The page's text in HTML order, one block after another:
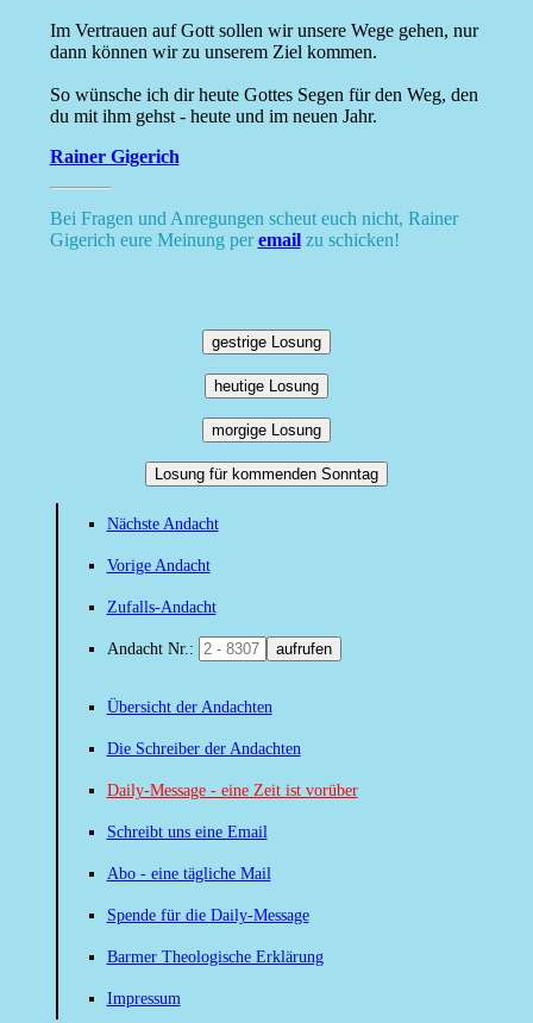
Im Vertrauen auf Gott sollen wir unsere Wege gehen, nur
dann können wir zu unserem Ziel kommen.
So wünsche ich dir heute Gottes Segen für den Weg, den
du mit ihm gehst - heute und im neuen Jahr.
Rainer Gigerich
Bei Fragen und Anregungen scheut euch nicht, Rainer
Gigerich eure Meinung peremailzu schicken!
gestrige Losung
heutige Losung
morgige Losung
Losung für kommenden Sonntag
Nächste Andacht
Vorige Andacht
Zufalls-Andacht
Andacht Nr.: aufrufen
Übersicht der Andachten
Die Schreiber der Andachten
Daily-Message - eine Zeit ist vorüber
Schreibt uns eine Email
Abo - eine tägliche Mail
Spende für die Daily-Message
Barmer Theologische Erklärung
Impressum